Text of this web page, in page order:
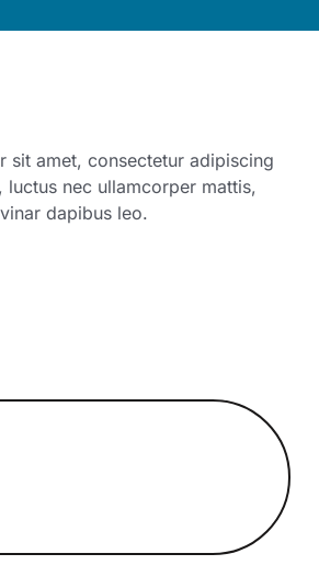
sit amet, consectetur adipiscing
luctus nec ullamcorper mattis,
dapibus leo.